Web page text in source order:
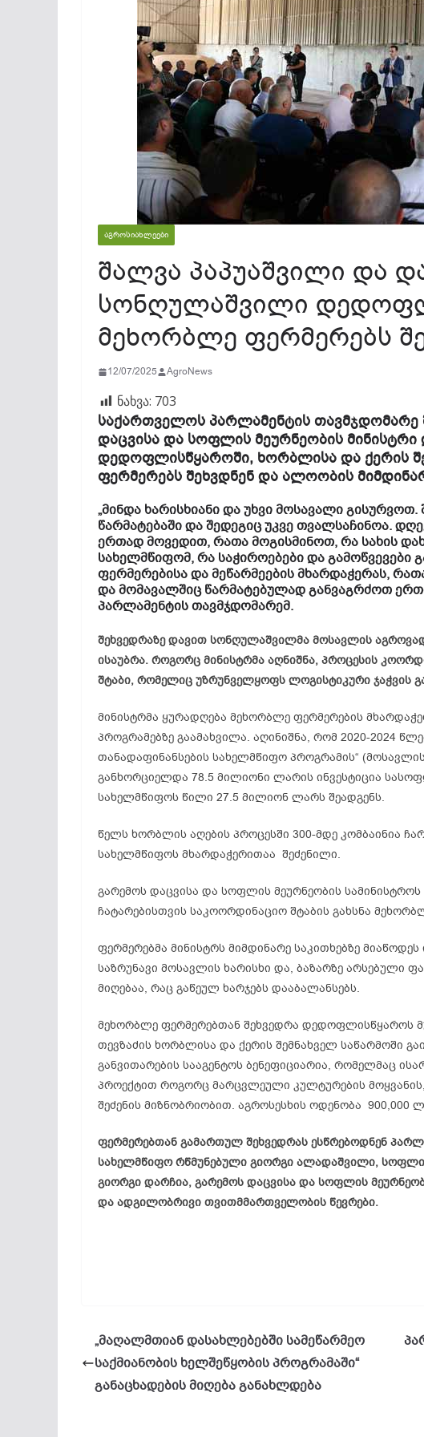
ᲐᲒᲠᲝᲡᲘᲐᲮᲚᲔᲔᲑᲘ
შალვა პაპუაშვილი და
სონღულაშვილი
მეხორბლე ფერმერებს
12/07/2025 AgroNews
ნახვა: 703
საქართველოს პარლამენტის თავმჯდომარე
დაცვისა და სოფლის მეურნეობის
დედოფლისწყაროში, ხორბლისა და ქერის
ფერმერებს შეხვდნენ და ალოობის
„მინდა ხარისხიანი და უხვი მოსავალი
წარმატებაში და შედეგიც უკვე თვალსაჩინოა.
ერთად მოვედით, რათა მოგისმინოთ, რა სახის
სახელმწიფომ, რა საჭიროებები და გამოწვევები
ფერმერებისა და მეწარმეების მხარდაჭერას,
და მომავალშიც წარმატებულად განვაგრძოთ
პარლამენტის თავმჯდომარემ.
შეხვედრაზე დავით სონღულაშვილმა მოსავლის
ისაუბრა. როგორც მინისტრმა აღნიშნა, პროცესის
შტაბი, რომელიც უზრუნველყოფს ლოგისტიკური ჯაჭვის
მინისტრმა ყურადღება მეხორბლე ფერმერების
პროგრამებზე გაამახვილა. აღინიშნა, რომ 2020-2024
თანადაფინანსების სახელმწიფო პროგრამის“
განხორციელდა 78.5 მილიონი ლარის ინვესტიცია
სახელმწიფოს წილი 27.5 მილიონ ლარს შეადგენს.
წელს ხორბლის აღების პროცესში 300-მდე კომბაინია
სახელმწიფოს მხარდაჭერითაა შეძენილი.
გარემოს დაცვისა და სოფლის მეურნეობის
ჩატარებისთვის საკოორდინაციო შტაბის გახსნა
ფერმერებმა მინისტრს მიმდინარე საკითხებზე
საზრუნავი მოსავლის ხარისხი და, ბაზარზე არსებული
მიღებაა, რაც გაწეულ ხარჯებს დააბალანსებს.
მეხორბლე ფერმერებთან შეხვედრა დედოფლისწყაროს
თევზაძის ხორბლისა და ქერის შემნახველ საწარმოში
განვითარების სააგენტოს ბენეფიციარია, რომელმაც
პროექტით როგორც მარცვლეული კულტურების
შეძენის მიზნობრიობით. აგროსესხის ოდენობა 900,000
ფერმერებთან გამართულ შეხვედრას ესწრებოდნენ
სახელმწიფო რწმუნებული გიორგი ალადაშვილი,
გიორგი დარჩია, გარემოს დაცვისა და სოფლის
და ადგილობრივი თვითმმართველობის წევრები.
„მაღალმთიან დასახლებებში სამეწარმეო
საქმიანობის ხელშეწყობის პროგრამაში“
განაცხადების მიღება განახლდება